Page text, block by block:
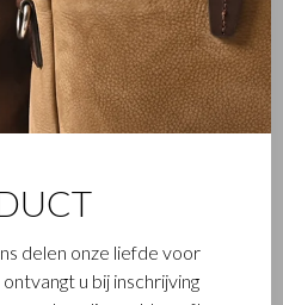
al sinds 1945 luxe
Het bedrijf werd
delen onze liefde voor
u bij inschrijving